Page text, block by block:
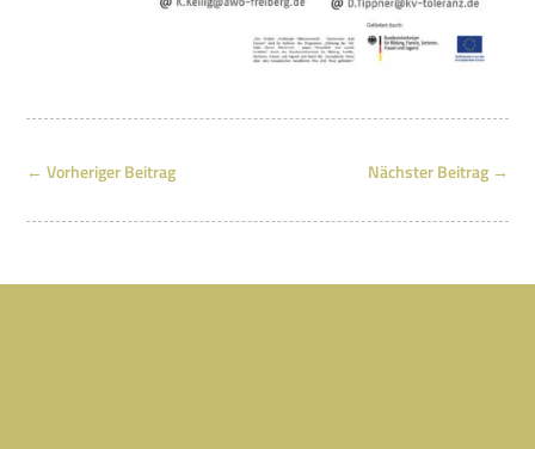
←Vorheriger Beitrag Nächster Beitrag→